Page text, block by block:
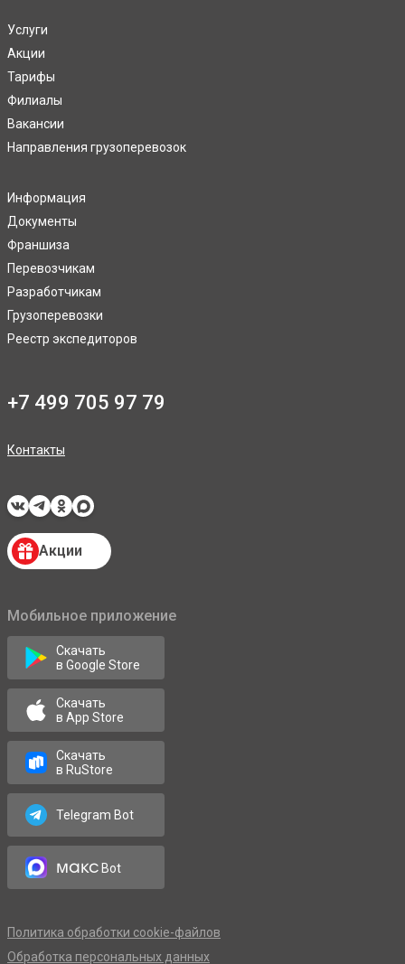
Услуги
Акции
Тарифы
Филиалы
Вакансии
Направления грузоперевозок
Информация
Документы
Франшиза
Перевозчикам
Разработчикам
Грузоперевозки
Реестр экспедиторов
+7 499 705 97 79
Контакты
Акции
Мобильное приложение
Скачать
в Google Store
Скачать
в App Store
Скачать
в RuStore
Telegram Bot
максBot
Политика обработки cookie-файлов
Обработка персональных данных